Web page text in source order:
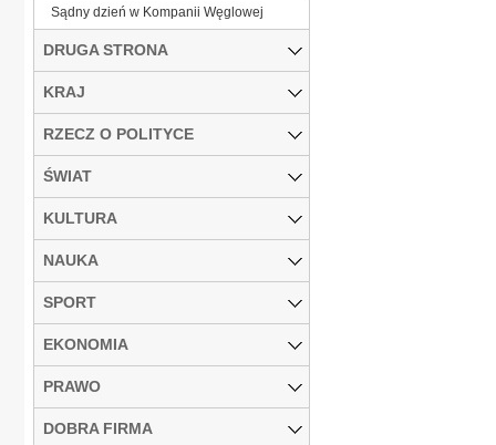
Sądny dzień w Kompanii Węglowej
DRUGA STRONA
KRAJ
RZECZ O POLITYCE
ŚWIAT
KULTURA
NAUKA
SPORT
EKONOMIA
PRAWO
DOBRA FIRMA